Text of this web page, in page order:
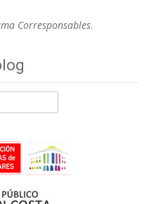
Corresponsables.